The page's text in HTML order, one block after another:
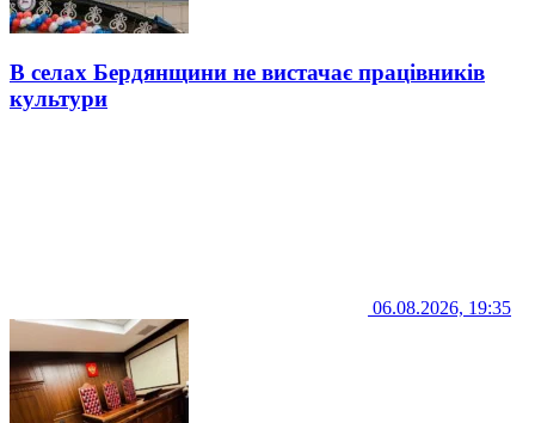
В селах Бердянщини не вистачає працівників
культури
06.08.2026, 19:35